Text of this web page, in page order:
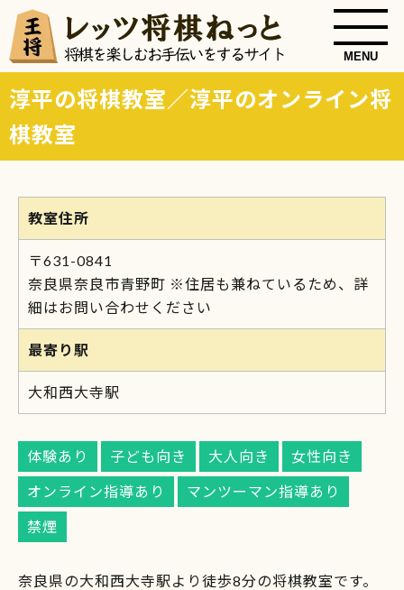
MENU
淳平の将棋教室／淳平のオンライン将
棋教室
教室住所
〒631-0841
奈良県奈良市青野町 ※住居も兼ねているため、詳
細はお問い合わせください
最寄り駅
大和西大寺駅
体験あり 子ども向き 大人向き 女性向き
オンライン指導あり マンツーマン指導あり
禁煙
奈良県の大和西大寺駅より徒歩8分の将棋教室です。